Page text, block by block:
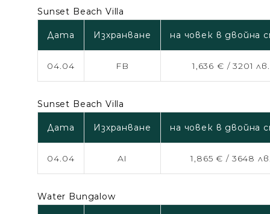
Sunset Beach Villa
Дата Изхранване на човек в двойна
04.04 FB 1,636 € /3201 лв.
Sunset Beach Villa
Дата Изхранване на човек в двойна
04.04 AI 1,865 € / 3648 лв.
Water Bungalow